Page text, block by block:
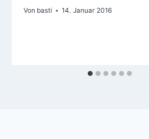
Von basti 14. Januar 2016